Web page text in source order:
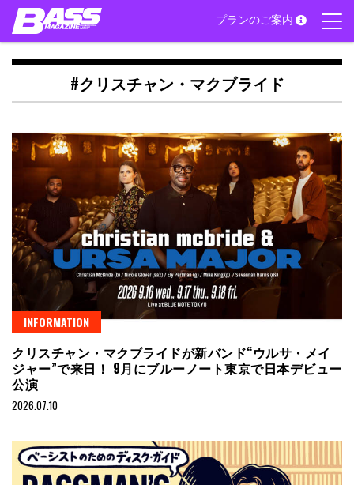
Skip
content
プランのご案内
#クリスチャン・マクブライド
INFORMATION
クリスチャン・マクブライドが新バンド“ウルサ・メイ
ジャー”で来日！ 9月にブルーノート東京で日本デビュー
公演
2026.07.10